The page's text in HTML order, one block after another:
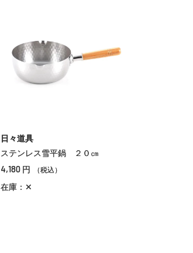
日々道具
ステンレス雪平鍋 ２０㎝
4,180 円 （税込）
在庫：✕